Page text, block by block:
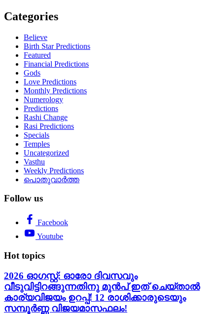
Categories
Believe
Birth Star Predictions
Featured
Financial Predictions
Gods
Love Predictions
Monthly Predictions
Numerology
Predictions
Rashi Change
Rasi Predictions
Specials
Temples
Uncategorized
Vasthu
Weekly Predictions
പൊതുവാർത്ത
Follow us
Facebook
Youtube
Hot topics
2026 ഓഗസ്റ്റ്: ഓരോ ദിവസവും
വീടുവിട്ടിറങ്ങുന്നതിനു മുൻപ് ഇത് ചെയ്താൽ
കാര്യവിജയം ഉറപ്പ്! 12 രാശിക്കാരുടെയും
സമ്പൂർണ്ണ വിജയമാസഫലം!